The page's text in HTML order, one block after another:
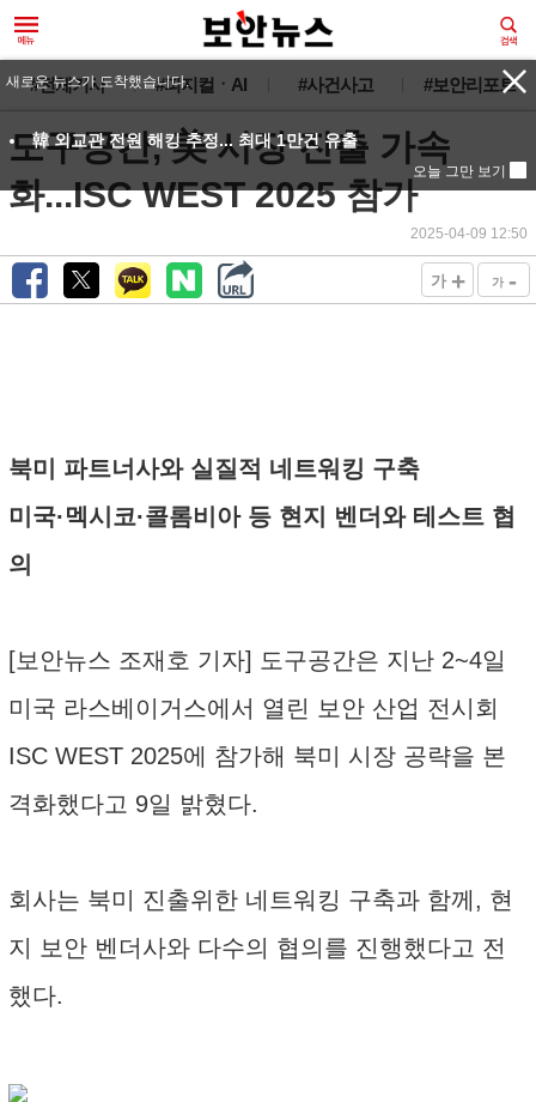
#전체기사 #피지컬ㆍAI #사건사고 #보안리포트
도구공간, 美 시장 진출 가속
화...ISC WEST 2025 참가
2025-04-09 12:50
가 + 가 -
북미 파트너사와 실질적 네트워킹 구축
미국·멕시코·콜롬비아 등 현지 벤더와 테스트 협
의
[보안뉴스 조재호 기자] 도구공간은 지난 2~4일
미국 라스베이거스에서 열린 보안 산업 전시회
ISC WEST 2025에 참가해 북미 시장 공략을 본
격화했다고 9일 밝혔다.
회사는 북미 진출위한 네트워킹 구축과 함께, 현
지 보안 벤더사와 다수의 협의를 진행했다고 전
했다.
새로운 뉴스가 도착했습니다.
韓 외교관 전원 해킹 추정... 최대 1만건 유출
오늘 그만 보기